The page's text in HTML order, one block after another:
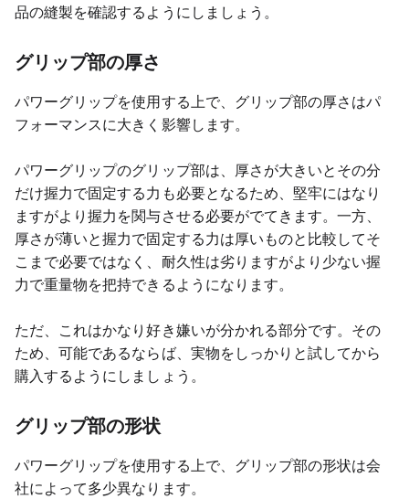
品の縫製を確認するようにしましょう。
グリップ部の厚さ
パワーグリップを使用する上で、グリップ部の厚さはパ
フォーマンスに大きく影響します。
パワーグリップのグリップ部は、厚さが大きいとその分
だけ握力で固定する力も必要となるため、堅牢にはなり
ますがより握力を関与させる必要がでてきます。一方、
厚さが薄いと握力で固定する力は厚いものと比較してそ
こまで必要ではなく、耐久性は劣りますがより少ない握
力で重量物を把持できるようになります。
ただ、これはかなり好き嫌いが分かれる部分です。その
ため、可能であるならば、実物をしっかりと試してから
購入するようにしましょう。
グリップ部の形状
パワーグリップを使用する上で、グリップ部の形状は会
社によって多少異なります。